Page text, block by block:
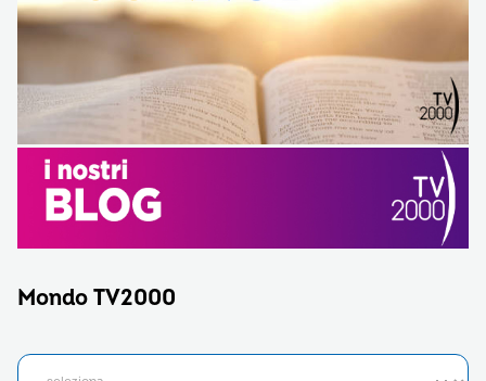
Mondo TV2000